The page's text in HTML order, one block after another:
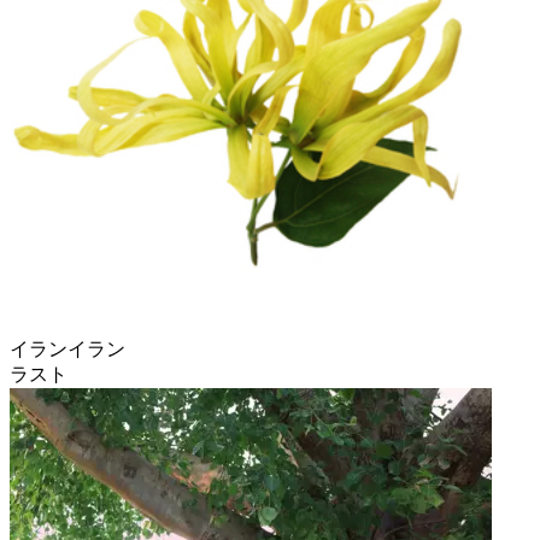
イランイラン
ラスト